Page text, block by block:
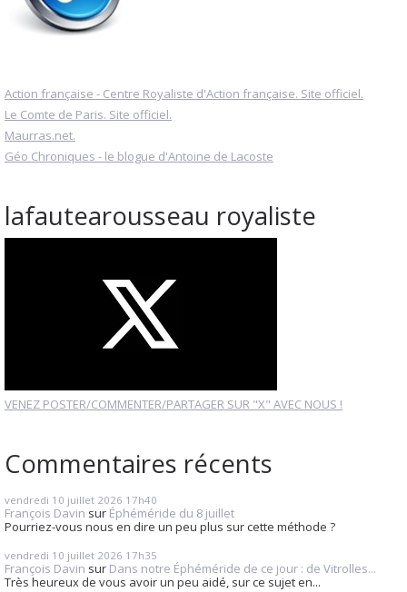
Action française - Centre Royaliste d'Action française. Site officiel.
Le Comte de Paris. Site officiel.
Maurras.net.
Géo Chroniques - le blogue d'Antoine de Lacoste
lafautearousseau royaliste
VENEZ POSTER/COMMENTER/PARTAGER SUR "X" AVEC NOUS !
Commentaires récents
vendredi 10 juillet 2026 17h40
François Davin sur Éphéméride du 8 juillet
Pourriez-vous nous en dire un peu plus sur cette méthode ?
vendredi 10 juillet 2026 17h35
François Davin sur Dans notre Éphéméride de ce jour : de Vitrolles...
Très heureux de vous avoir un peu aidé, sur ce sujet en...